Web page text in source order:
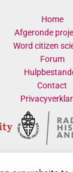
Home
Afgeronde
Word citizen
Forum
Contact